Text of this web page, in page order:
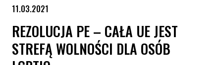
11.03.2021
REZOLUCJA PE – CAŁA UE JEST
STREFĄ WOLNOŚCI DLA OSÓB